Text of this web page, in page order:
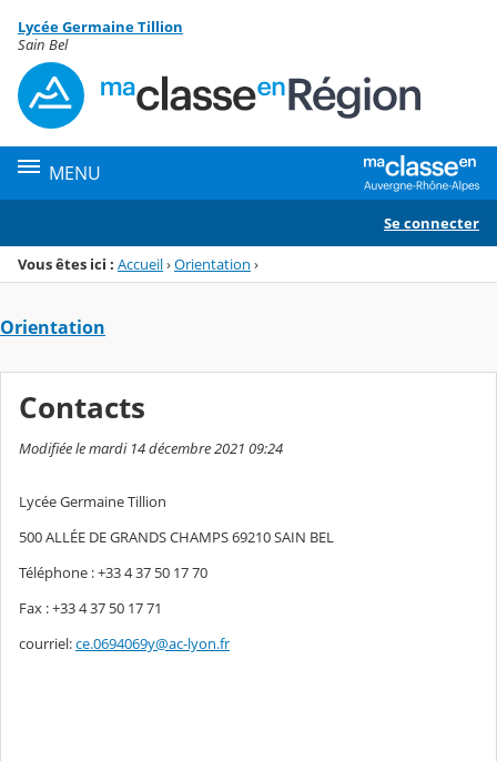
Menu de la rubrique
Contenu
Lycée Germaine Tillion
Sain Bel
MENU
Se connecter
Vous êtes ici : Accueil›Orientation ›
Orientation
Contacts
Modifiée le mardi 14 décembre 2021 09:24
Lycée Germaine Tillion
500 ALLÉE DE GRANDS CHAMPS 69210 SAIN BEL
Téléphone : +33 4 37 50 17 70
Fax : +33 4 37 50 17 71
courriel:ce.0694069y@ac-lyon.fr